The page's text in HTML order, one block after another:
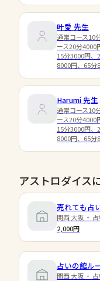
叶愛 先生
通常コース10
ース20分
15分3000円
8000円、65分
Harumi先生
通常コース10
ース20分
15分3000円
8000円、65分
アストロダイス
売れても占
関西 大阪 ・
2,000円
占いの館ル
関西 大阪 ・